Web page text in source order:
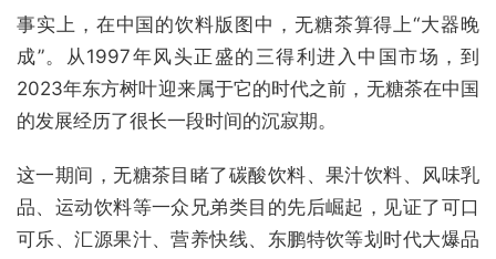
事实上，在中国的饮料版图中，无糖茶算得上“大器晚
成”。从1997年风头正盛的三得利进入中国市场，到
2023年东方树叶迎来属于它的时代之前，无糖茶在中国
的发展经历了很长一段时间的沉寂期。
这一期间，无糖茶目睹了碳酸饮料、果汁饮料、风味乳
品、运动饮料等一众兄弟类目的先后崛起，见证了可口
可乐、汇源果汁、营养快线、东鹏特饮等划时代大爆品